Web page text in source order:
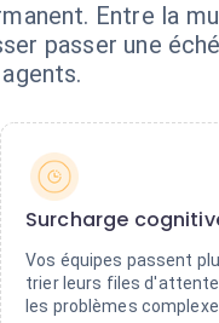
Entre la
passer une
Surcharge
Vos équipes passent
trier leurs files
les problèmes